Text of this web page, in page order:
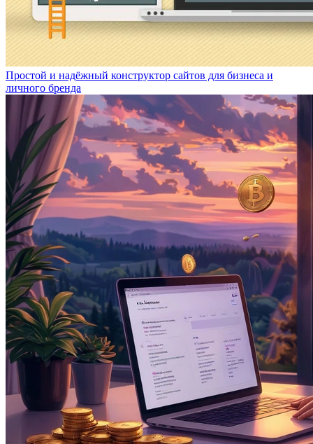
Простой и надёжный конструктор сайтов для бизнеса и
личного бренда